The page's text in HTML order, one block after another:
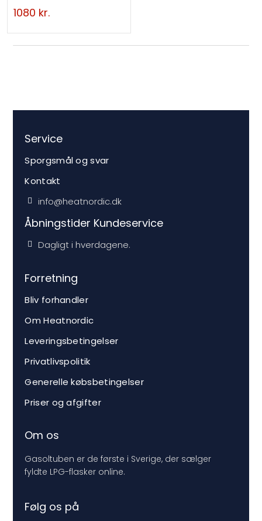
1080 kr.
Service
Sporgsmål og svar
Kontakt
info@heatnordic.dk
Åbningstider Kundeservice
Dagligt i hverdagene.
Forretning
Bliv forhandler
Om Heatnordic
Leveringsbetingelser
Privatlivspolitik
Generelle købsbetingelser
Priser og afgifter
Om os
Gasoltuben er de første i Sverige, der sælger
fyldte LPG-flasker online.
Følg os på